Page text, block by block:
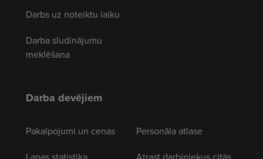
Darbs uz noteiktu laiku
Darba sludinājumu
meklēšana
Darba devējiem
Pakalpojumi un cenas
Personāla atlase